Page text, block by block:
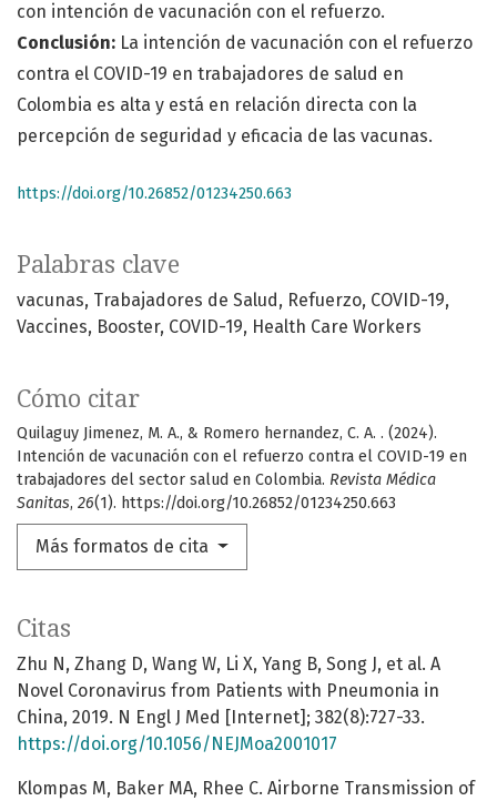
Palabras clave
vacunas Trabajadores de Salud Refuerzo COVID-19
Vaccines
Booster COVID-19 Health Care Workers
Cómo citar
Quilaguy Jimenez, M. A., & Romero hernandez, C. A. . (2024).
Intención de vacunación con el refuerzo contra el COVID-19 en
trabajadores del sector salud en Colombia. Revista Médica
Sanitas, 26(1). https://doi.org/10.26852/01234250.663
Más formatos de cita
con intención de vacunación con el refuerzo.
Conclusión: La intención de vacunación con el refuerzo
contra el COVID-19 en trabajadores de salud en
Colombia es alta y está en relación directa con la
percepción de seguridad y eficacia de las vacunas.
https://doi.org/10.26852/01234250.663
Citas
Zhu N, Zhang D, Wang W, Li X, Yang B, Song J, et al. A
Novel Coronavirus from Patients with Pneumonia in
China, 2019. N Engl J Med [Internet]; 382(8):727-33.
https://doi.org/10.1056/NEJMoa2001017
Klompas M, Baker MA, Rhee C. Airborne Transmission of